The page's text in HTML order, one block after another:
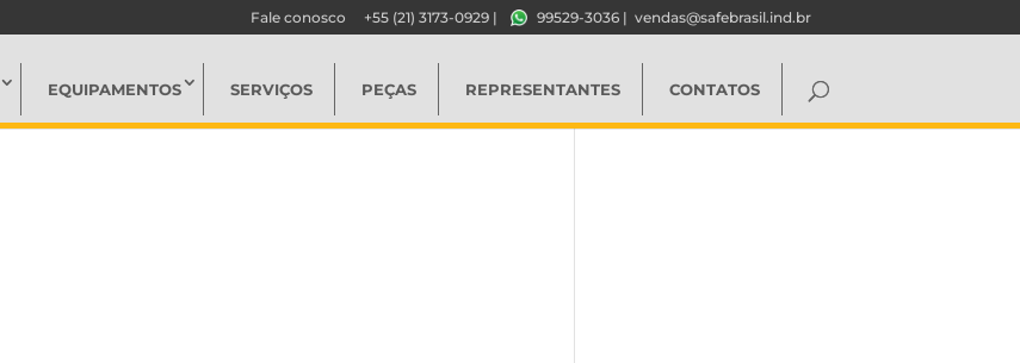
Fale conosco +55 (21) 3173-0929 | 99529-3036 | vendas@safebrasil.ind.br
EQUIPAMENTOS SERVIÇOS PEÇAS REPRESENTANTES CONTATOS